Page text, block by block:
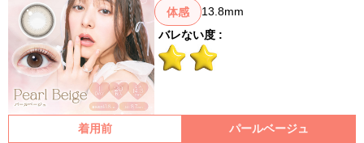
体感
13.8mm
バレない度 :
着用前 パールベージュ